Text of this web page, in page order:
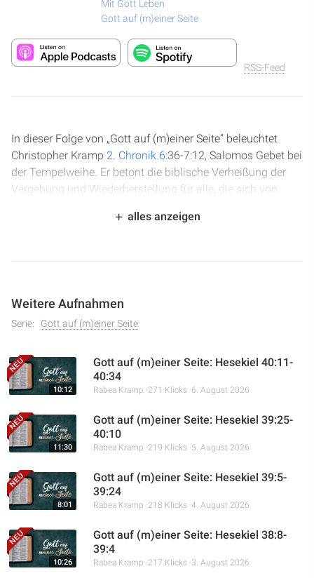
Mit Gott Leben
Gott auf (m)einer Seite
RSS-Feed
In dieser Folge von „Gott auf (m)einer Seite“ beleuchtet
Christopher Kramp 2. Chronik 6:36-7:12, Salomos Gebet bei
der Tempelweihe. Er betont die biblische Verheißung der
Vergebung und Wiederherstellung für alle, die sich von
göttliche Reaktion mit Feuer vom Himmel und der
alles anzeigen
Weitere Aufnahmen
Serie: Gott auf (m)einer Seite
10:12
Gott auf (m)einer Seite: Hesekiel 40:11-
40:34
Rabea Kramp 271 Klicks 6. August 2026
11:30
Gott auf (m)einer Seite: Hesekiel 39:25-
40:10
Rabea Kramp 219 Klicks 5. August 2026
8:01
Gott auf (m)einer Seite: Hesekiel 39:5-
39:24
Rabea Kramp 218 Klicks 4. August 2026
10:26
Gott auf (m)einer Seite: Hesekiel 38:8-
39:4
Rabea Kramp 217 Klicks 3. August 2026